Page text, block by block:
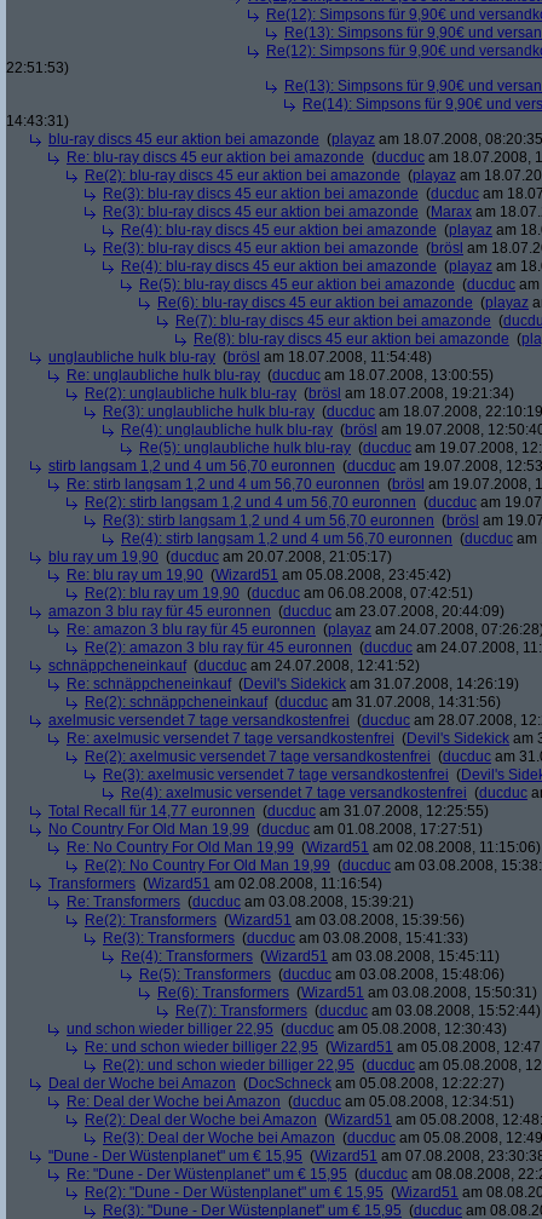
Re(12): Simpsons für 9,90€ und
Re(13): Simpsons für 9,90€ und
Re(12): Simpsons für 9,90€ und
22:51:53)
Re(13): Simpsons für 9,90€ und
Re(14): Simpsons für 9,90€ und
14:43:31)
blu-ray discs 45 eur aktion bei amazonde (playaz am 18.07.2008,
Re: blu-ray discs 45 eur aktion bei amazonde (ducduc am 18.07.2008,
Re(2): blu-ray discs 45 eur aktion bei amazonde (playaz am
Re(3): blu-ray discs 45 eur aktion bei amazonde (ducduc am
Re(3): blu-ray discs 45 eur aktion bei amazonde (Marax am
Re(4): blu-ray discs 45 eur aktion bei amazonde (playaz am
Re(3): blu-ray discs 45 eur aktion bei amazonde (brösl am
Re(4): blu-ray discs 45 eur aktion bei amazonde (playaz am
Re(5): blu-ray discs 45 eur aktion bei amazonde (ducduc
Re(6): blu-ray discs 45 eur aktion bei amazonde (playaz
Re(7): blu-ray discs 45 eur aktion bei amazonde (
Re(8): blu-ray discs 45 eur aktion bei amazonde (
unglaubliche hulk blu-ray (brösl am 18.07.2008, 11:54:48)
Re: unglaubliche hulk blu-ray (ducduc am 18.07.2008, 13:00:55)
Re(2): unglaubliche hulk blu-ray (brösl am 18.07.2008, 19:21:34)
Re(3): unglaubliche hulk blu-ray (ducduc am 18.07.2008,
Re(4): unglaubliche hulk blu-ray (brösl am 19.07.2008,
Re(5): unglaubliche hulk blu-ray (ducduc am 19.07.2008,
stirb langsam 1,2 und 4 um 56,70 euronnen (ducduc am 19.07.2008,
Re: stirb langsam 1,2 und 4 um 56,70 euronnen (brösl am 19.07.2008,
Re(2): stirb langsam 1,2 und 4 um 56,70 euronnen (ducduc am
Re(3): stirb langsam 1,2 und 4 um 56,70 euronnen (brösl am
Re(4): stirb langsam 1,2 und 4 um 56,70 euronnen (ducduc am
blu ray um 19,90 (ducduc am 20.07.2008, 21:05:17)
Re: blu ray um 19,90 (Wizard51 am 05.08.2008, 23:45:42)
Re(2): blu ray um 19,90 (ducduc am 06.08.2008, 07:42:51)
amazon 3 blu ray für 45 euronnen (ducduc am 23.07.2008, 20:44:09)
Re: amazon 3 blu ray für 45 euronnen (playaz am 24.07.2008,
Re(2): amazon 3 blu ray für 45 euronnen (ducduc am 24.07.2008,
schnäppcheneinkauf(ducduc am 24.07.2008, 12:41:52)
Re: schnäppcheneinkauf(Devil's Sidekick am 31.07.2008, 14:26:19)
Re(2): schnäppcheneinkauf(ducduc am 31.07.2008, 14:31:56)
axelmusic versendet 7 tage versandkostenfrei (ducduc am 28.07.2008,
Re: axelmusic versendet 7 tage versandkostenfrei (Devil's Sidekick am
Re(2): axelmusic versendet 7 tage versandkostenfrei (ducduc am
Re(3): axelmusic versendet 7 tage versandkostenfrei (Devil's
Re(4): axelmusic versendet 7 tage versandkostenfrei (ducduc
Total Recall für 14,77 euronnen (ducduc am 31.07.2008, 12:25:55)
No Country For Old Man 19,99 (ducduc am 01.08.2008, 17:27:51)
Re: No Country For Old Man 19,99 (Wizard51 am 02.08.2008, 11:15:06)
Re(2): No Country For Old Man 19,99 (ducduc am 03.08.2008,
Transformers (Wizard51 am 02.08.2008, 11:16:54)
Re: Transformers (ducduc am 03.08.2008, 15:39:21)
Re(2): Transformers (Wizard51 am 03.08.2008, 15:39:56)
Re(3): Transformers (ducduc am 03.08.2008, 15:41:33)
Re(4): Transformers (Wizard51 am 03.08.2008, 15:45:11)
Re(5): Transformers (ducduc am 03.08.2008, 15:48:06)
Re(6): Transformers (Wizard51 am 03.08.2008, 15:50:31)
Re(7): Transformers (ducduc am 03.08.2008, 15:52:44)
und schon wieder billiger 22,95 (ducduc am 05.08.2008, 12:30:43)
Re: und schon wieder billiger 22,95 (Wizard51 am 05.08.2008,
Re(2): und schon wieder billiger 22,95 (ducduc am 05.08.2008,
Deal der Woche bei Amazon (DocSchneck am 05.08.2008, 12:22:27)
Re: Deal der Woche bei Amazon (ducduc am 05.08.2008, 12:34:51)
Re(2): Deal der Woche bei Amazon (Wizard51 am 05.08.2008,
Re(3): Deal der Woche bei Amazon (ducduc am 05.08.2008,
"Dune - Der Wüstenplanet" um € 15,95 (Wizard51 am 07.08.2008,
Re: "Dune - Der Wüstenplanet" um € 15,95 (ducduc am 08.08.2008,
Re(2): "Dune - Der Wüstenplanet" um € 15,95 (Wizard51 am
Re(3): "Dune - Der Wüstenplanet" um € 15,95 (ducduc am